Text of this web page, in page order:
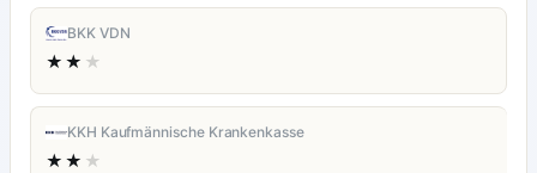
BKK VDN
★★ ★
KKH Kaufmännische Krankenkasse
★★ ★